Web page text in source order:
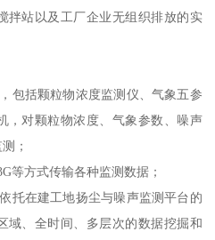
拌站以及工厂企业无组织排放的实
包括颗粒物浓度监测仪、气象五参
，对颗粒物浓度、气象参数、噪声
；
等方式传输各种监测数据；
托在建工地扬尘与噪声监测平台的
域、全时间、多层次的数据挖掘和